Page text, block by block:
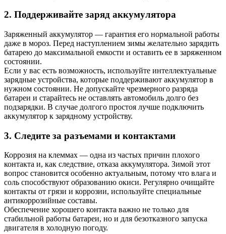
2. Поддерживайте заряд аккумулятора
Заряженный аккумулятор — гарантия его нормальной работы
даже в мороз. Перед наступлением зимы желательно зарядить
батарею до максимальной емкости и оставить ее в заряженном
состоянии.
Если у вас есть возможность, используйте интеллектуальные
зарядные устройства, которые поддерживают аккумулятор в
нужном состоянии. Не допускайте чрезмерного разряда
батареи и старайтесь не оставлять автомобиль долго без
подзарядки. В случае долгого простоя лучше подключить
аккумулятор к зарядному устройству.
3. Следите за разъемами и контактами
Коррозия на клеммах — одна из частых причин плохого
контакта и, как следствие, отказа аккумулятора. Зимой этот
вопрос становится особенно актуальным, потому что влага и
соль способствуют образованию окиси. Регулярно очищайте
контакты от грязи и коррозии, используйте специальные
антикоррозийные составы.
Обеспечение хорошего контакта важно не только для
стабильной работы батареи, но и для безотказного запуска
двигателя в холодную погоду.